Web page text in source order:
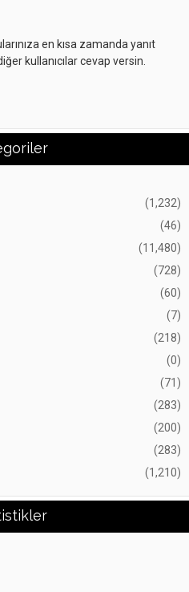
en kısa zamanda yanıt
kullanıcılar cevap versin.
(1,232)
(46)
(11,480)
(728)
(60)
(7)
(218)
(0)
(71)
(283)
(200)
(283)
(1,210)